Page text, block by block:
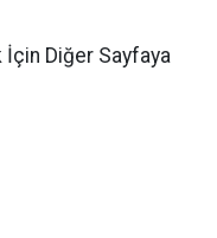
Diğer Sayfaya